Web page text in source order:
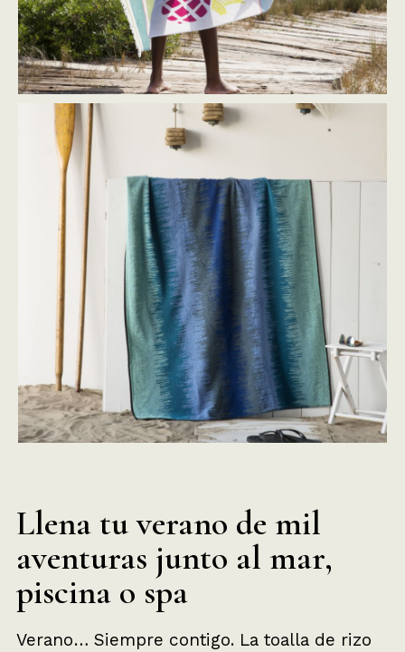
Llena tu verano de mil
aventuras junto al mar,
piscina o spa
Verano… Siempre contigo. La toalla de rizo